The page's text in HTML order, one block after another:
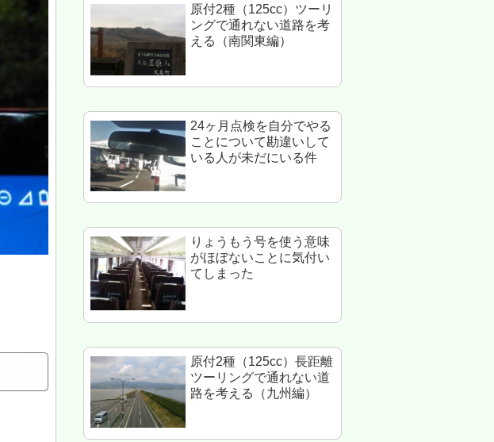
原付2種（125cc）ツーリ
ングで通れない道路を考
える（南関東編）
24ヶ月点検を自分でやる
ことについて勘違いして
いる人が未だにいる件
りょうもう号を使う意味
がほぼないことに気付い
てしまった
原付2種（125cc）長距離
ツーリングで通れない道
路を考える（九州編）